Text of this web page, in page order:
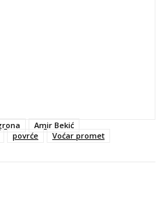
Amir Bekić
povrće Voćar promet